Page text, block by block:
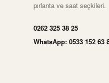
pırlanta ve saat seçkileri.
0262 325 38 25
WhatsApp: 0533 152 63